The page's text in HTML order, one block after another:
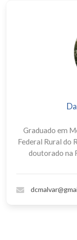
Graduado em
Federal Rural do
doutorado na